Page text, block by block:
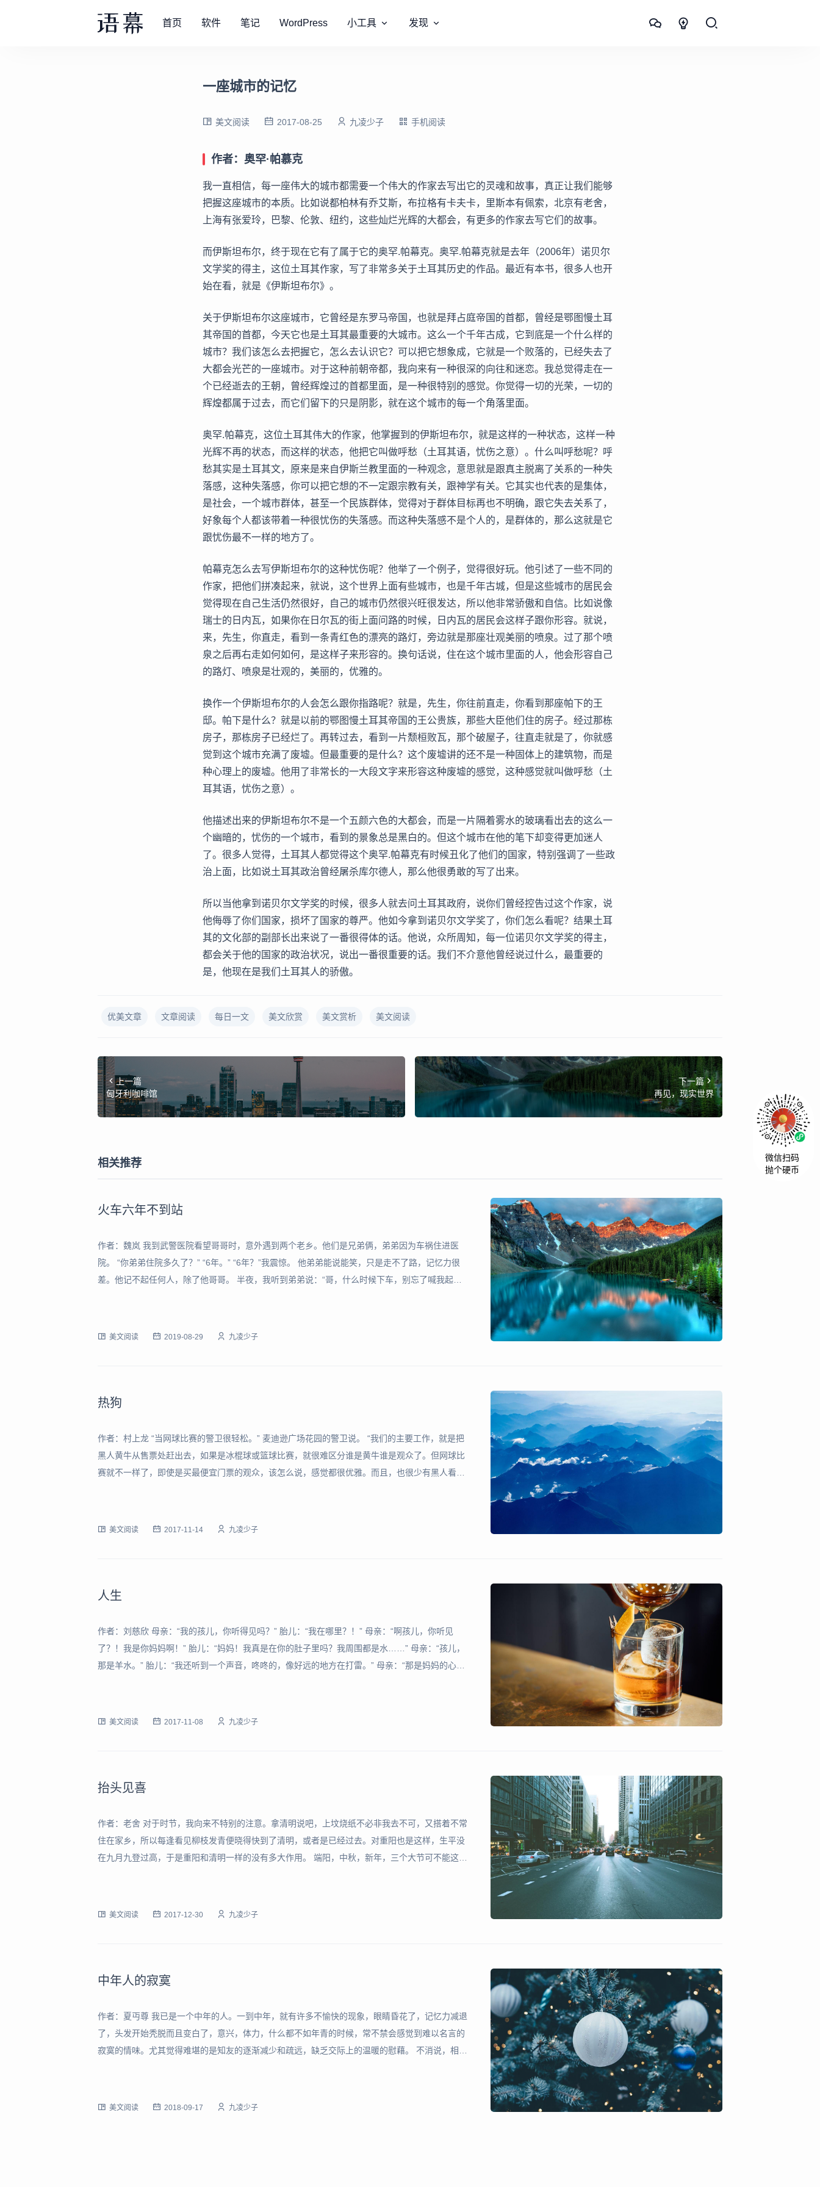
首页 软件 笔记 WordPress 小工具 发现
一座城市的记忆
美文阅读 2017-08-25 九凌少子 手机阅读
作者：奥罕·帕慕克
我一直相信，每一座伟大的城市都需要一个伟大的作家去写出它的灵魂和故事，真正让我们能够
把握这座城市的本质。比如说都柏林有乔艾斯，布拉格有卡夫卡，里斯本有佩索，北京有老舍，
上海有张爱玲，巴黎、伦敦、纽约，这些灿烂光辉的大都会，有更多的作家去写它们的故事。
而伊斯坦布尔，终于现在它有了属于它的奥罕.帕幕克。奥罕.帕幕克就是去年（2006年）诺贝尔
文学奖的得主，这位土耳其作家，写了非常多关于土耳其历史的作品。最近有本书，很多人也开
始在看，就是《伊斯坦布尔》。
关于伊斯坦布尔这座城市，它曾经是东罗马帝国，也就是拜占庭帝国的首都，曾经是鄂图慢土耳
其帝国的首都，今天它也是土耳其最重要的大城市。这么一个千年古成，它到底是一个什么样的
城市？我们该怎么去把握它，怎么去认识它？可以把它想象成，它就是一个败落的，已经失去了
大都会光芒的一座城市。对于这种前朝帝都，我向来有一种很深的向往和迷恋。我总觉得走在一
个已经逝去的王朝，曾经辉煌过的首都里面，是一种很特别的感觉。你觉得一切的光荣，一切的
辉煌都属于过去，而它们留下的只是阴影，就在这个城市的每一个角落里面。
奥罕.帕幕克，这位土耳其伟大的作家，他掌握到的伊斯坦布尔，就是这样的一种状态，这样一种
光辉不再的状态，而这样的状态，他把它叫做呼愁（土耳其语，忧伤之意）。什么叫呼愁呢？呼
愁其实是土耳其文，原来是来自伊斯兰教里面的一种观念，意思就是跟真主脱离了关系的一种失
落感，这种失落感，你可以把它想的不一定跟宗教有关，跟神学有关。它其实也代表的是集体，
是社会，一个城市群体，甚至一个民族群体，觉得对于群体目标再也不明确，跟它失去关系了，
好象每个人都该带着一种很忧伤的失落感。而这种失落感不是个人的，是群体的，那么这就是它
跟忧伤最不一样的地方了。
帕幕克怎么去写伊斯坦布尔的这种忧伤呢？他举了一个例子，觉得很好玩。他引述了一些不同的
作家，把他们拼凑起来，就说，这个世界上面有些城市，也是千年古城，但是这些城市的居民会
觉得现在自己生活仍然很好，自己的城市仍然很兴旺很发达，所以他非常骄傲和自信。比如说像
瑞士的日内瓦，如果你在日尔瓦的街上面问路的时候，日内瓦的居民会这样子跟你形容。就说，
来，先生，你直走，看到一条青红色的漂亮的路灯，旁边就是那座壮观美丽的喷泉。过了那个喷
泉之后再右走如何如何，是这样子来形容的。换句话说，住在这个城市里面的人，他会形容自己
的路灯、喷泉是壮观的，美丽的，优雅的。
换作一个伊斯坦布尔的人会怎么跟你指路呢？就是，先生，你往前直走，你看到那座帕下的王
邸。帕下是什么？就是以前的鄂图慢土耳其帝国的王公贵族，那些大臣他们住的房子。经过那栋
房子，那栋房子已经烂了。再转过去，看到一片颓桓败瓦，那个破屋子，往直走就是了，你就感
觉到这个城市充满了废墟。但最重要的是什么？这个废墟讲的还不是一种固体上的建筑物，而是
种心理上的废墟。他用了非常长的一大段文字来形容这种废墟的感觉，这种感觉就叫做呼愁（土
耳其语，忧伤之意）。
他描述出来的伊斯坦布尔不是一个五颜六色的大都会，而是一片隔着雾水的玻璃看出去的这么一
个幽暗的，忧伤的一个城市，看到的景象总是黑白的。但这个城市在他的笔下却变得更加迷人
了。很多人觉得，土耳其人都觉得这个奥罕.帕幕克有时候丑化了他们的国家，特别强调了一些政
治上面，比如说土耳其政治曾经屠杀库尔德人，那么他很勇敢的写了出来。
所以当他拿到诺贝尔文学奖的时候，很多人就去问土耳其政府，说你们曾经控告过这个作家，说
他侮辱了你们国家，损坏了国家的尊严。他如今拿到诺贝尔文学奖了，你们怎么看呢？结果土耳
其的文化部的副部长出来说了一番很得体的话。他说，众所周知，每一位诺贝尔文学奖的得主，
都会关于他的国家的政治状况，说出一番很重要的话。我们不介意他曾经说过什么，最重要的
是，他现在是我们土耳其人的骄傲。
优美文章 文章阅读 每日一文 美文欣赏 美文赏析 美文阅读
上一篇
匈牙利咖啡馆
下一篇
再见，现实世界
相关推荐
火车六年不到站
作者：魏岚 我到武警医院看望哥哥时，意外遇到两个老乡。他们是兄弟俩，弟弟因为车祸住进医
院。 “你弟弟住院多久了？” “6年。” “6年？”我震惊。 他弟弟能说能笑，只是走不了路，记忆力很
差。他记不起任何人，除了他哥哥。 半夜，我听到弟弟说：“哥，什么时候下车，别忘了喊我起
美文阅读 2019-08-29 九凌少子
热狗
作者：村上龙 “当网球比赛的警卫很轻松。” 麦迪逊广场花园的警卫说。 “我们的主要工作，就是把
黑人黄牛从售票处赶出去，如果是冰棍球或篮球比赛，就很难区分谁是黄牛谁是观众了。但网球比
赛就不一样了，即使是买最便宜门票的观众，该怎么说，感觉都很优雅。而且，也很少有黑人看网
美文阅读 2017-11-14 九凌少子
人生
作者：刘慈欣 母亲：“我的孩儿，你听得见吗？” 胎儿：“我在哪里？！” 母亲：“啊孩儿，你听见
了？！我是你妈妈啊！” 胎儿：“妈妈！我真是在你的肚子里吗？我周围都是水……” 母亲：“孩儿，
那是羊水。” 胎儿：“我还听到一个声音，咚咚的，像好远的地方在打雷。” 母亲：“那是妈妈的心跳
美文阅读 2017-11-08 九凌少子
抬头见喜
作者：老舍 对于时节，我向来不特别的注意。拿清明说吧，上坟烧纸不必非我去不可，又搭着不常
住在家乡，所以每逢看见柳枝发青便晓得快到了清明，或者是已经过去。对重阳也是这样，生平没
在九月九登过高，于是重阳和清明一样的没有多大作用。 端阳，中秋，新年，三个大节可不能这么
美文阅读 2017-12-30 九凌少子
中年人的寂寞
作者：夏丏尊 我已是一个中年的人。一到中年，就有许多不愉快的现象，眼睛昏花了，记忆力减退
了，头发开始秃脱而且变白了，意兴，体力，什么都不如年青的时候，常不禁会感觉到难以名言的
寂寞的情味。尤其觉得难堪的是知友的逐渐减少和疏远，缺乏交际上的温暖的慰藉。 不消说，相识
美文阅读 2018-09-17 九凌少子
微信扫码
抛个硬币